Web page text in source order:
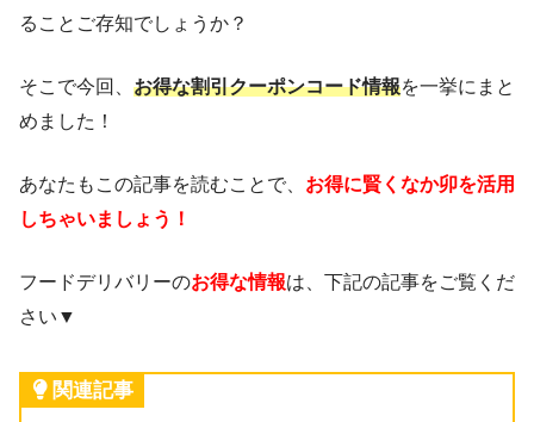
ることご存知でしょうか？
そこで今回、 お得な割引クーポンコード情報を一挙にまと
めました！
あなたもこの記事を読むことで、 お得に賢くなか卯を活用
しちゃいましょう！
フードデリバリーのお得な情報は、下記の記事をご覧くだ
さい▼
関連記事